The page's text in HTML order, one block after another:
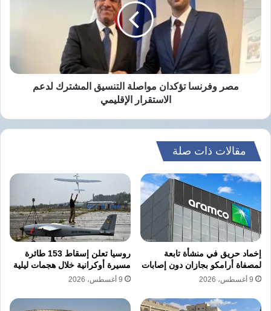
التنسيق
المشترك
لدعم
الاستقرار
الإقليمي
مصر وفرنسا تؤكدان مواصلة التنسيق المشترك لدعم
الاستقرار الإقليمي
مقالات ذات صلة
إخماد حريق في منشأة تابعة
لمصفاة أرامكو بجازان دون إصابات
9 أغسطس، 2026
روسيا تعلن إسقاط 153 طائرة
مسيرة أوكرانية خلال هجمات ليلية
9 أغسطس، 2026